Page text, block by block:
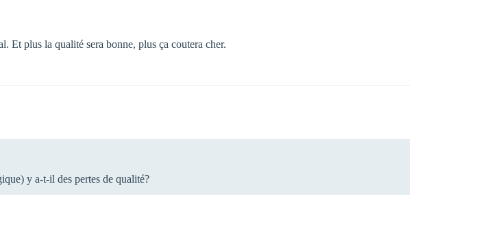
Et plus la qualité sera bonne, plus ça coutera cher.
y a-t-il des pertes de qualité?